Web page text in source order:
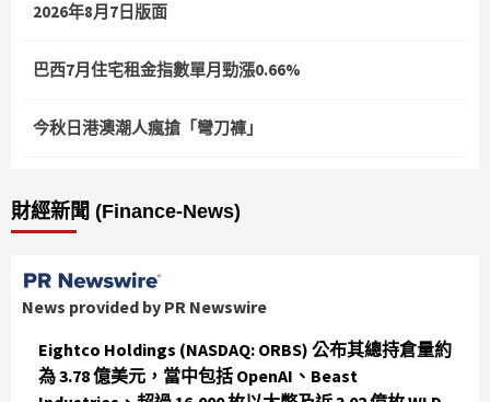
2026年8月7日版面
巴西7月住宅租金指數單月勁漲0.66%
今秋日港澳潮人瘋搶「彎刀褲」
財經新聞 (Finance-News)
News provided by PR Newswire
Eightco Holdings (NASDAQ: ORBS) 公布其總持倉量約
為 3.78 億美元，當中包括 OpenAI、Beast